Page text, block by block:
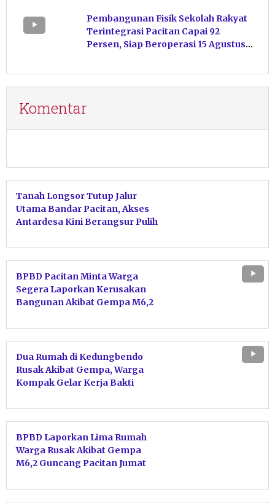
Pembangunan Fisik Sekolah Rakyat
Terintegrasi Pacitan Capai 92
Persen, Siap Beroperasi 15 Agustus
Komentar
Tanah Longsor Tutup Jalur
Utama Bandar Pacitan, Akses
Antardesa Kini Berangsur Pulih
BPBD Pacitan Minta Warga
Segera Laporkan Kerusakan
Bangunan Akibat Gempa M6,2
Dua Rumah di Kedungbendo
Rusak Akibat Gempa, Warga
Kompak Gelar Kerja Bakti
BPBD Laporkan Lima Rumah
Warga Rusak Akibat Gempa
M6,2 Guncang Pacitan Jumat